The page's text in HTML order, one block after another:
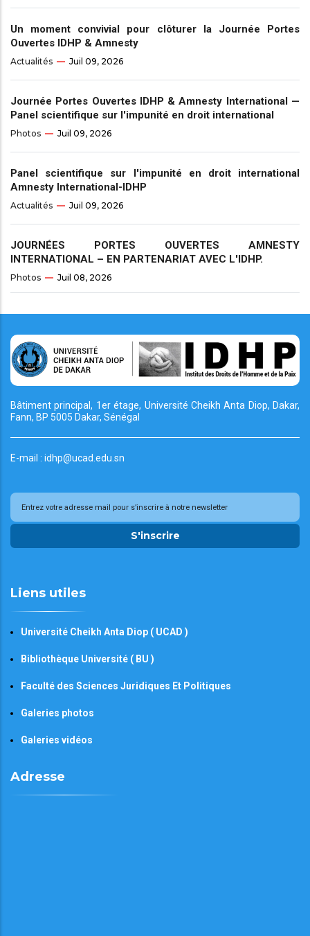
Un moment convivial pour clôturer la Journée Portes
Ouvertes IDHP & Amnesty
Actualités Juil 09, 2026
Journée Portes Ouvertes IDHP & Amnesty International —
Panel scientifique sur l'impunité en droit international
Photos Juil 09, 2026
Panel scientifique sur l'impunité en droit international
Amnesty International-IDHP
Actualités Juil 09, 2026
JOURNÉES PORTES OUVERTES AMNESTY
INTERNATIONAL – EN PARTENARIAT AVEC L'IDHP.
Photos Juil 08, 2026
Bâtiment principal, 1er étage, Université CheikhAnta Diop, Dakar,
Fann, BP 5005 Dakar, Sénégal
E-mail : idhp@ucad.edu.sn
S'inscrire
Liens utiles
Université Cheikh Anta Diop ( UCAD )
Bibliothèque Université ( BU )
Faculté des Sciences Juridiques Et Politiques
Galeries photos
Galeries vidéos
Adresse